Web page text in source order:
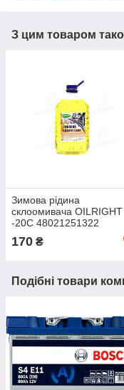
З цим товаром
Зимова рідина
склоомивача OILRIGHT
-20C 48021251322
170 ₴
Подібні товари